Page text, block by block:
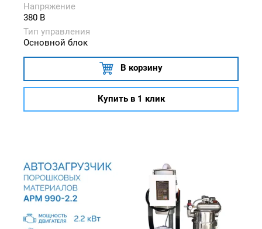
Напряжение
380 В
Тип управления
Основной блок
В корзину
Купить в 1 клик